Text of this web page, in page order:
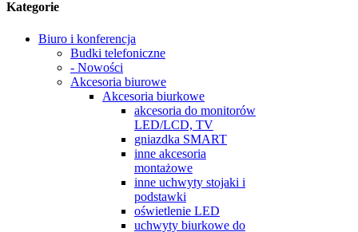
Kategorie
Biuro i konferencja
Budki telefoniczne
- Nowości
Akcesoria biurowe
Akcesoria biurkowe
akcesoria do monitorów
LED/LCD, TV
gniazdka SMART
inne akcesoria
montażowe
inne uchwyty stojaki i
podstawki
oświetlenie LED
uchwyty biurkowe do